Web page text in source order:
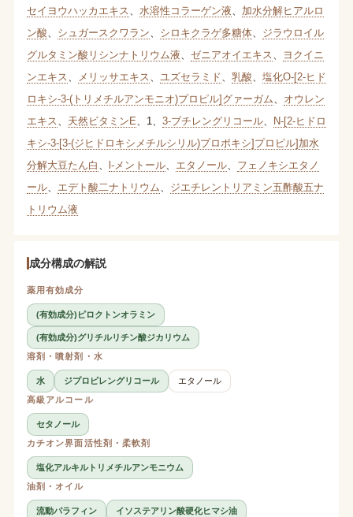
セイヨウハッカエキス
水溶性コラーゲン液
加水分解ヒアルロ
ン酸
シュガースクワラン シロキクラゲ多糖体、 ジラウロイル
グルタミン酸リシンナトリウム液
ゼニアオイエキス
ヨクイニ
ンエキス
メリッサエキス ユズセラミド 乳酸
塩化O-[2-ヒド
ロキシ-3-(トリメチルアンモニオ)プロピル]グァーガム
オウレン
エキス
天然ビタミンE 1 3-ブチレングリコール、 N-[2-ヒドロ
キシ-3-[3-(ジヒドロキシメチルシリル)プロポキシ]プロピル]加水
分解大豆たん白
l-メントール、 エタノール、 フェノキシエタノ
ール、 エデト酸二ナトリウム
ジエチレントリアミン五酢酸五ナ
トリウム液
成分構成の解説
薬用有効成分
(有効成分)ピロクトンオラミン
(有効成分)グリチルリチン酸ジカリウム
溶剤・噴射剤・水
水 ジプロピレングリコール
エタノール
高級アルコール
セタノール
カチオン界面活性剤・柔軟剤
塩化アルキルトリメチルアンモニウム
油剤・オイル
流動パラフィン イソステアリン酸硬化ヒマシ油